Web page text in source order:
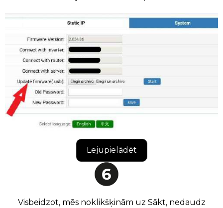
Lejupielādēt
Visbeidzot, mēs noklikšķinām uz Sākt, nedaudz